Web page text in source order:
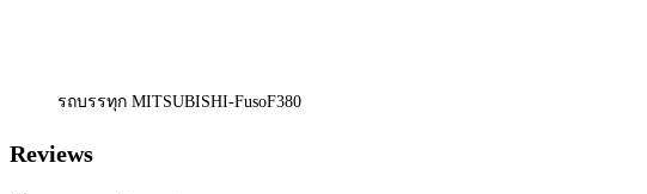
รถบรรทุก MITSUBISHI-FusoF380
Reviews